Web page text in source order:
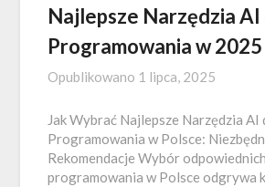
Najlepsze Narzędzia AI
Programowania w
Opublikowano 1 lipca, 2025
Jak Wybrać Najlepsze Narzędzia AI
Programowania w Polsce:
Rekomendacje Wybór
programowania w Polsce odgrywa